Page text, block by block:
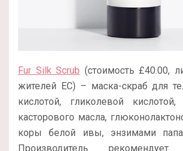
Fur Silk Scrub (стоимость £40.00,
жителей ЕС) – маска-скраб для
кислотой, гликолевой
касторового масла,
коры белой ивы, энзимами
Производитель рекомендует